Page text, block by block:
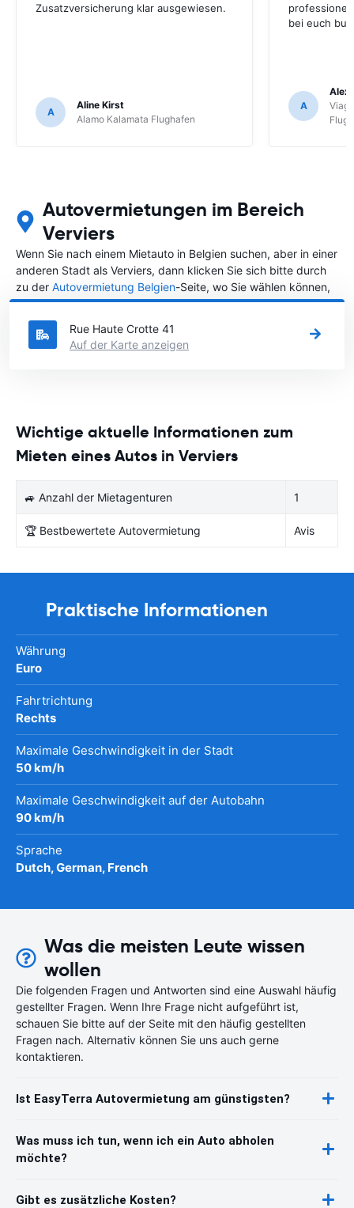
Zusatzversicherung klar ausgewiesen.
A
Aline Kirst
Alamo Kalamata Flughafen
bei euch
A
Alex
Autovermietungen im Bereich
Verviers
Wenn Sie nach einem Mietauto in Belgien suchen, aber in einer
anderen Stadt als Verviers, dann klicken Sie sich bitte durch
zu der Autovermietung Belgien-Seite, wo Sie wählen können,
in welcher Stadt in Belgien Sie ein Auto mieten möchten.
Rue Haute Crotte 41
Auf der Karte anzeigen
Wichtige aktuelle Informationen zum
Mieten eines Autos in Verviers
🚙 Anzahl der Mietagenturen 1
🏆 Bestbewertete Autovermietung Avis
Praktische Informationen
Währung
Euro
Fahrtrichtung
Rechts
Maximale Geschwindigkeit in der Stadt
50 km/h
Maximale Geschwindigkeit auf der Autobahn
90 km/h
Sprache
Dutch, German, French
Was die meisten Leute wissen
wollen
Die folgenden Fragen und Antworten sind eine Auswahl häufig
gestellter Fragen. Wenn Ihre Frage nicht aufgeführt ist,
schauen Sie bitte auf der Seite mit den häufig gestellten
Fragen nach. Alternativ können Sie uns auch gerne
kontaktieren.
Ist EasyTerra Autovermietung am günstigsten?
Was muss ich tun, wenn ich ein Auto abholen
möchte?
Gibt es zusätzliche Kosten?